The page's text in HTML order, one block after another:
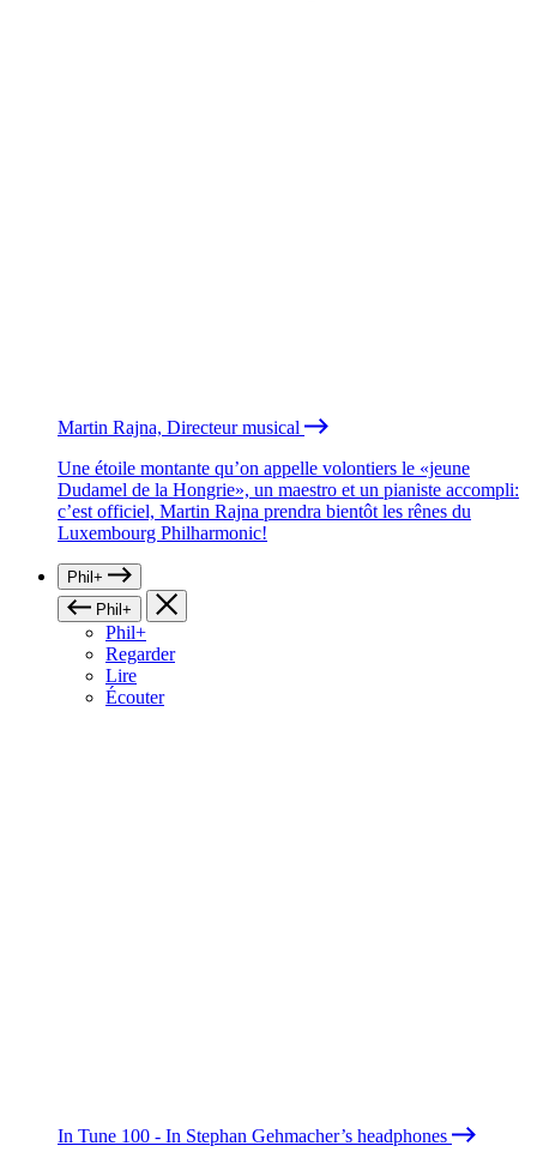
Martin Rajna, Directeur musical
Une étoile montante qu’on appelle volontiers le «jeune
Dudamel de la Hongrie», un maestro et un pianiste accompli:
c’est officiel, Martin Rajna prendra bientôt les rênes du
Luxembourg Philharmonic!
Phil+
Phil+
Phil+
Regarder
Lire
Écouter
In Tune 100 - In Stephan Gehmacher’s headphones